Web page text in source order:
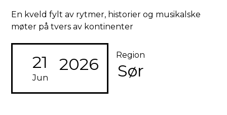
En kveld fylt av rytmer, historier og musikalske
møter på tvers av kontinenter
21
Jun
2026 Region
Sør